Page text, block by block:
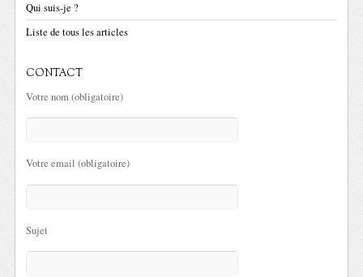
Qui suis-je ?
Liste de tous les articles
CONTACT
Votre nom (obligatoire)
Votre email (obligatoire)
Sujet